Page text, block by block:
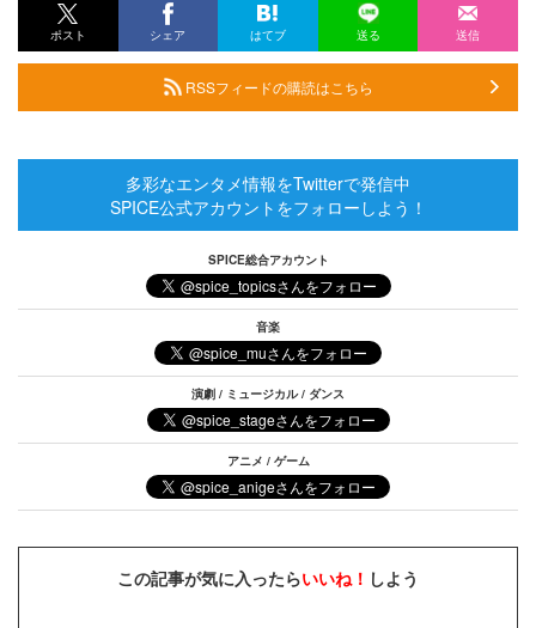
ポスト シェア はてブ 送る 送信
RSSフィードの購読はこちら
多彩なエンタメ情報をTwitterで発信中
SPICE公式アカウントをフォローしよう！
SPICE総合アカウント
音楽
演劇 / ミュージカル / ダンス
アニメ / ゲーム
この記事が気に入ったらいいね！ しよう